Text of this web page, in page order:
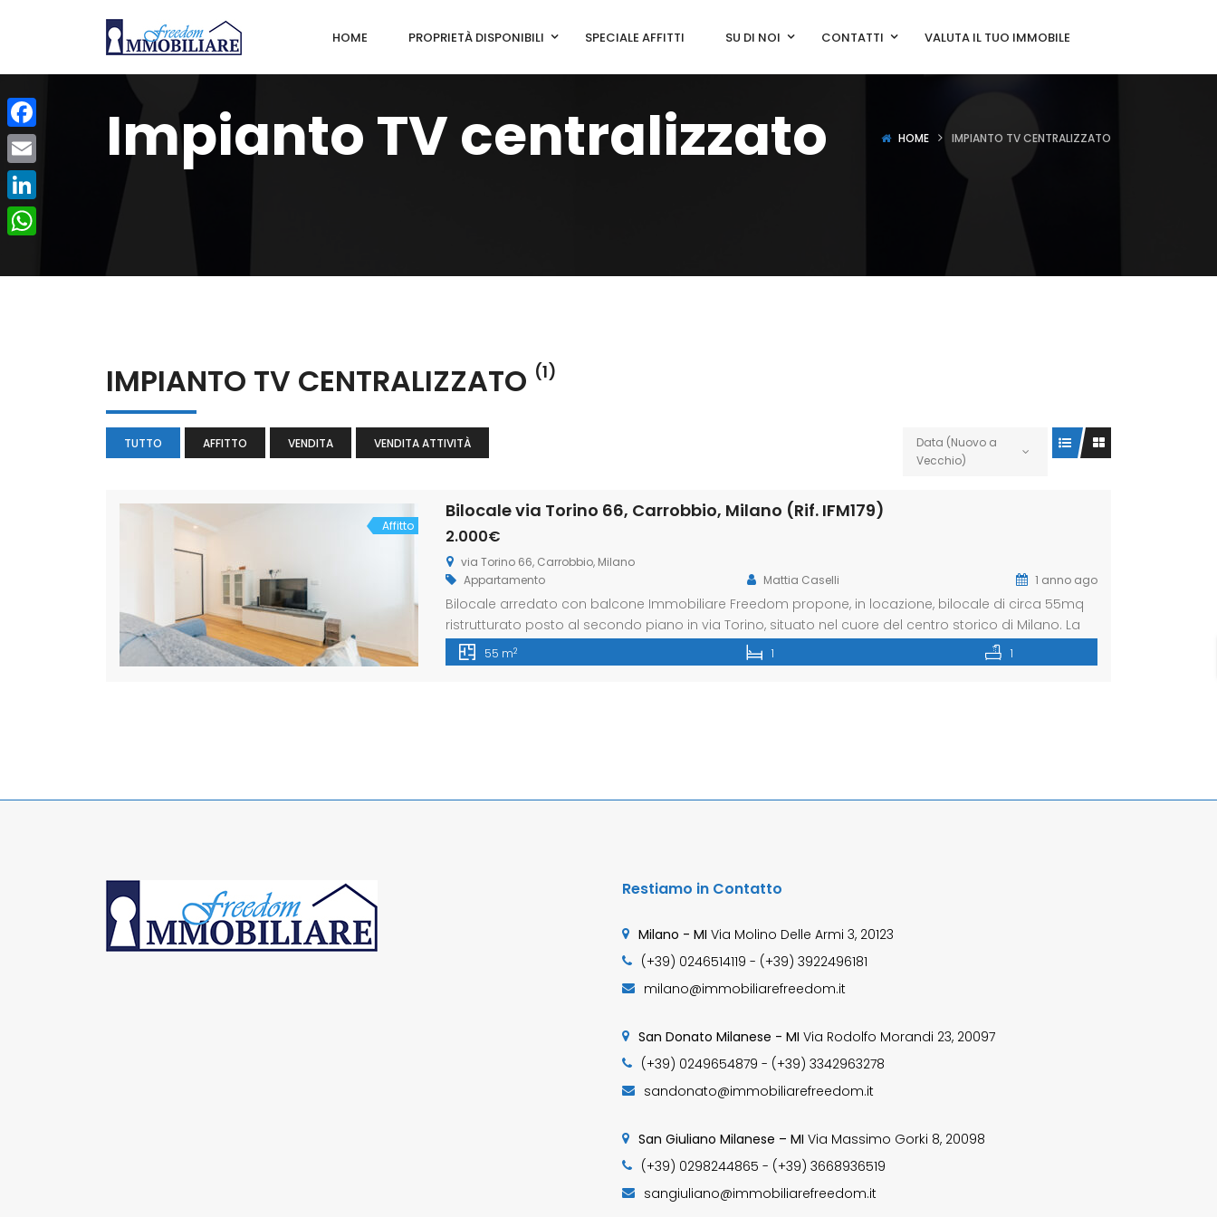
HOME PROPRIETÀ DISPONIBILI SPECIALE AFFITTI SU DI NOI CONTATTI VALUTA IL TUO IMMOBILE
Impianto TV centralizzato HOME IMPIANTO TV CENTRALIZZATO
IMPIANTO TV CENTRALIZZATO (1)
TUTTO AFFITTO VENDITA VENDITA ATTIVITÀ
Data (Nuovo a
Vecchio)
Affitto
Bilocale via Torino 66, Carrobbio, Milano (Rif. IFM179)
2.000€
via Torino 66, Carrobbio, Milano
Appartamento
Mattia Caselli 1 anno ago
Bilocale arredato con balcone Immobiliare Freedom propone, in locazione, bilocale di circa 55mq
ristrutturato posto al secondo piano in via Torino, situato nel cuore del centro storico di Milano. La
zona è una delle aree più prestigiose e centrali di Milano a due passi dal Duomo, rinomata per lo
shopping, la sua vivacità commerciale e […]
55 m2 1 1
Restiamo in Contatto
Milano - MI Via Molino Delle Armi 3, 20123
(+39) 0246514119 - (+39) 3922496181
milano@immobiliarefreedom.it
San Donato Milanese - MI Via Rodolfo Morandi 23, 20097
(+39) 0249654879 - (+39) 3342963278
sandonato@immobiliarefreedom.it
San Giuliano Milanese – MI Via Massimo Gorki 8, 20098
(+39) 0298244865 - (+39) 3668936519
sangiuliano@immobiliarefreedom.it
Facebook
Email
LinkedIn